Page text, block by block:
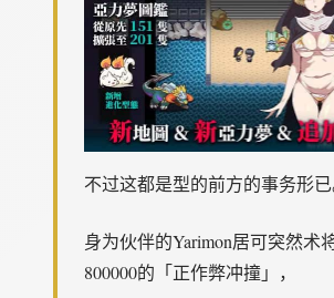
不过这都是型的前方的事务形已
身为伙伴的Yarimon居可突然术
800000的「正作弊冲撞」，